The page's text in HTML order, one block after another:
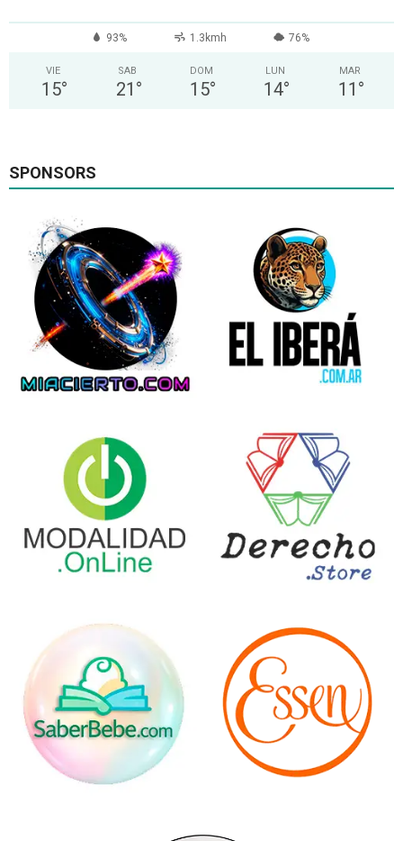
93% 1.3kmh 76%
VIE
15°
SAB
21 °
DOM
15°
LUN
14°
MAR
11 °
SPONSORS